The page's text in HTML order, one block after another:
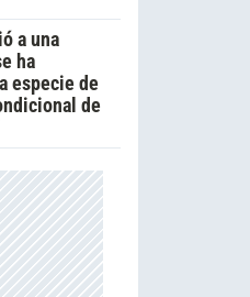
a una
ha
especie de
de